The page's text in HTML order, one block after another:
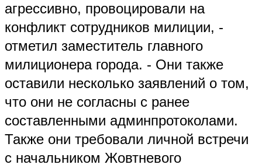
агрессивно, провоцировали на
конфликт сотрудников милиции, -
отметил заместитель главного
милиционера города. - Они также
оставили несколько заявлений о том,
что они не согласны с ранее
составленными админпротоколами.
Также они требовали личной встречи
с начальником Жовтневого